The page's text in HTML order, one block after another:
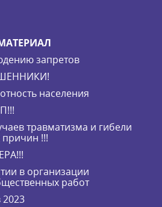
запретов
населения
травматизма и гибели
!!!
в организации
работ
2023